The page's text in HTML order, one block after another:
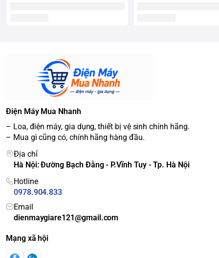
Điện Máy Mua Nhanh
– Loa, điện máy, gia dụng, thiết bị vệ sinh chính hãng.
– Mua gì cũng có, chính hãng hàng đầu.
Địa chỉ
Hà Nội: Đường Bạch Đằng - P.Vĩnh Tuy - Tp. Hà Nội
Hotline
0978.904.833
Email
dienmaygiare121@gmail.com
Mạng xã hội